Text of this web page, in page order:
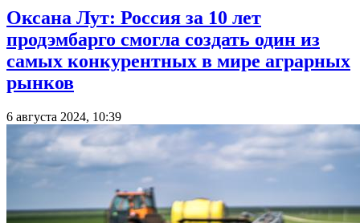
Оксана Лут: Россия за 10 лет
продэмбарго смогла создать один из
самых конкурентных в мире аграрных
рынков
6 августа 2024, 10:39